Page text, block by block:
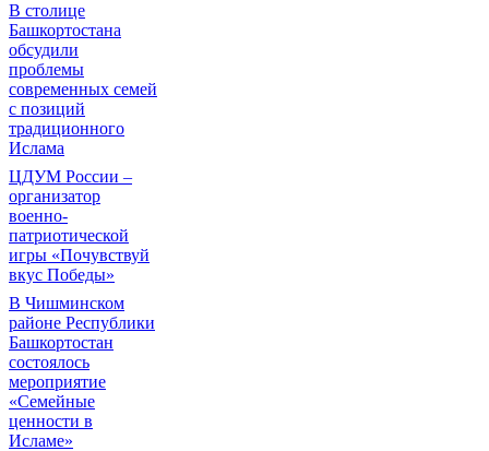
В столице
Башкортостана
обсудили
проблемы
современных семей
с позиций
традиционного
Ислама
ЦДУМ России –
организатор
военно-
патриотической
игры «Почувствуй
вкус Победы»
В Чишминском
районе Республики
Башкортостан
состоялось
мероприятие
«Семейные
ценности в
Исламе»